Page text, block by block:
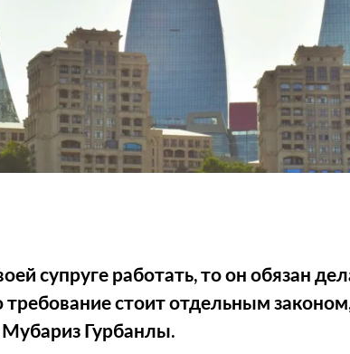
супруге работать, то он обязан
требование стоит отдельным
Гурбанлы.